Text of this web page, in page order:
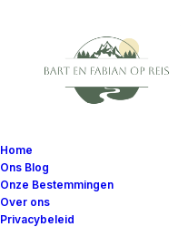
Home
Ons Blog
Onze Bestemmingen
Over ons
Privacybeleid